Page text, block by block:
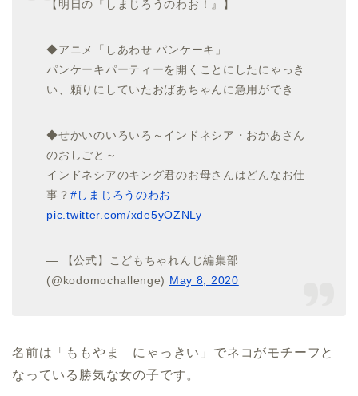
【明日の『しまじろうのわお！』】
◆アニメ「しあわせ パンケーキ」
パンケーキパーティーを開くことにしたにゃっき
い、頼りにしていたおばあちゃんに急用ができ…
◆せかいのいろいろ～インドネシア・おかあさん
のおしごと～
インドネシアのキング君のお母さんはどんなお仕
事？ #しまじろうのわお
pic.twitter.com/xde5yOZNLy
— 【公式】こどもちゃれんじ編集部
(@kodomochallenge) May 8, 2020
名前は「ももやま にゃっきい」でネコがモチーフと
なっている勝気な女の子です。